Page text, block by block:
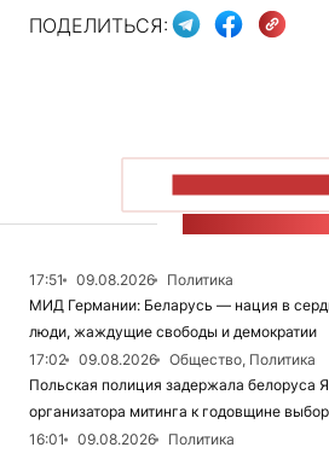
ПОДЕЛИТЬСЯ:
17:51 09.08.2026
Политика
МИД Германии: Беларусь — нация в
люди, жаждущие свободы и демократии
17:02
09.08.2026
Общество, Политика
Польская полиция задержала белоруса
организатора митинга к годовщине
16:01
09.08.2026
Политика